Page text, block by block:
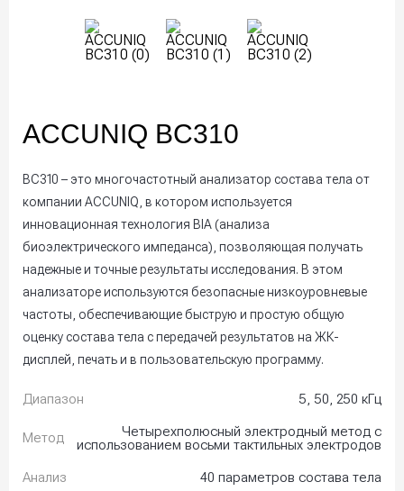
ACCUNIQ BC310
BC310 – это многочастотный анализатор состава тела от
компании ACCUNIQ, в котором используется
инновационная технология BIA (анализа
биоэлектрического импеданса), позволяющая получать
надежные и точные результаты исследования. В этом
анализаторе используются безопасные низкоуровневые
частоты, обеспечивающие быструю и простую общую
оценку состава тела с передачей результатов на ЖК-
дисплей, печать и в пользовательскую программу.
Диапазон 5, 50, 250 кГц
Метод
Четырехполюсный электродный метод с
использованием восьми тактильных электродов
Анализ
40 параметров состава тела